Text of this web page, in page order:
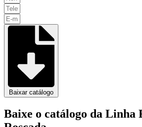
Baixar catálogo
Baixe o catálogo da Linha